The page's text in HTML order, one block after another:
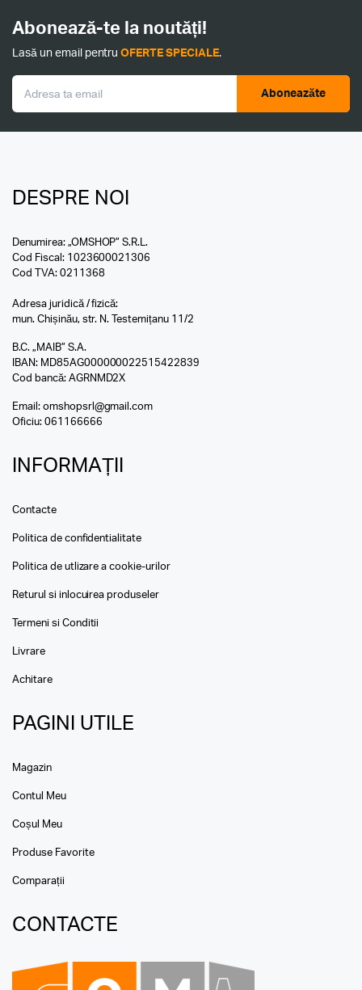
Abonează-te la noutăți!
Lasă un email pentruOFERTE SPECIALE.
Aboneazăte
DESPRE NOI
Denumirea: „OMSHOP” S.R.L.
Cod Fiscal: 1023600021306
Cod TVA: 0211368
Adresa juridică / fizică:
mun. Chișinău, str. N. Testemițanu 11/2
B.C. „MAIB” S.A.
IBAN: MD85AG000000022515422839
Cod bancă: AGRNMD2X
Email: omshopsrl@gmail.com
Oficiu: 061166666
INFORMAȚII
Contacte
Politica de confidentialitate
Politica de utlizare a cookie-urilor
Returul si inlocuirea produseler
Termeni si Conditii
Livrare
Achitare
PAGINI UTILE
Magazin
Contul Meu
Coșul Meu
Produse Favorite
Comparații
CONTACTE